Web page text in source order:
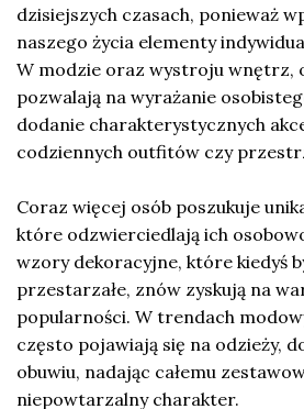
dzisiejszych czasach, ponieważ
naszego życia elementy
W modzie oraz wystroju wnętrz,
pozwalają na wyrażanie
dodanie charakterystycznych
codziennych outfitów czy
Coraz więcej osób poszukuje
które odzwierciedlają ich
wzory dekoracyjne, które kiedyś
przestarzałe, znów zyskują na
popularności. W trendach
często pojawiają się na odzieży,
obuwiu, nadając całemu
niepowtarzalny charakter.